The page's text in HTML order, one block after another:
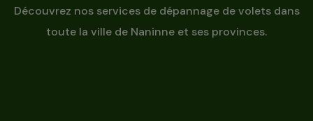
Découvrez nos services de dépannage de volets dans
toute la ville de Naninne et ses provinces.